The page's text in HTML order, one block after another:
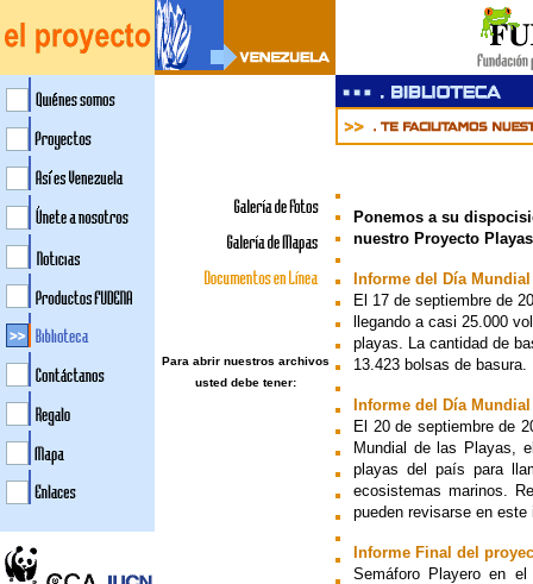
Para abrir nuestros archivos
usted debe tener:
Ponemos a su
nuestro Proyecto
Informe del Día
El 17 de septiembre de
llegando a casi 25.000
playas. La cantidad de
13.423 bolsas de basura.
Informe del Día
El 20 de septiembre de
Mundial de las Playas,
playas del país para
ecosistemas marinos.
pueden revisarse en este
Informe Final del
Semáforo Playero en